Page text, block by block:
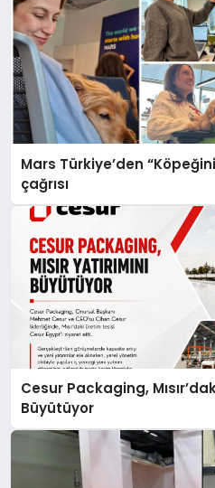
Mars Türkiye’den
çağrısı
Cesur Packaging,
Büyütüyor